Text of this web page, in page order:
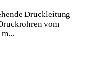
Druckleitung
vom